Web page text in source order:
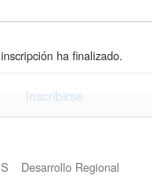
ha finalizado.
Inscribirse
Desarrollo Regional